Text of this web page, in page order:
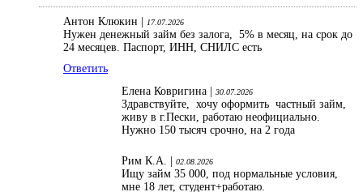
Антон Клюкин | 17.07.2026
Нужен денежный займ без залога, 5% в месяц, на срок до
24 месяцев. Паспорт, ИНН, СНИЛС есть
Ответить
Елена Ковригина |
30.07.2026
Здравствуйте, хочу оформить частный займ,
живу в г.Пески, работаю неофициально.
Нужно 150 тысяч срочно, на 2 года
Рим К.А. | 02.08.2026
Ищу займ 35 000, под нормальные условия,
мне 18 лет, студент+работаю.